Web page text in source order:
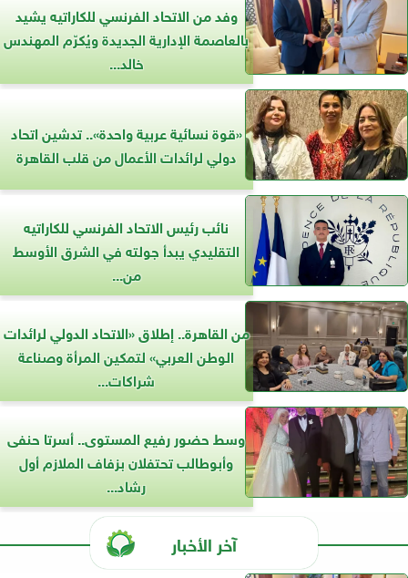
وفد من الاتحاد الفرنسي للكاراتيه يشيد
بالعاصمة الإدارية الجديدة ويُكرّم المهندس
خالد...
«قوة نسائية عربية واحدة».. تدشين اتحاد
دولي لرائدات الأعمال من قلب القاهرة
نائب رئيس الاتحاد الفرنسي للكاراتيه
التقليدي يبدأ جولته في الشرق الأوسط
من...
من القاهرة.. إطلاق «الاتحاد الدولي لرائدات
الوطن العربي» لتمكين المرأة وصناعة
شراكات...
وسط حضور رفيع المستوى.. أسرتا حنفى
وأبوطالب تحتفلان بزفاف الملازم أول
رشاد...
آخر الأخبار